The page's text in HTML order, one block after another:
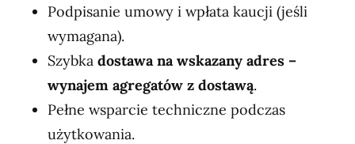
Podpisanie umowy i wpłata kaucji (jeśli
wymagana).
Szybka dostawa na wskazany adres –
wynajem agregatów z dostawą.
Pełne wsparcie techniczne podczas
użytkowania.